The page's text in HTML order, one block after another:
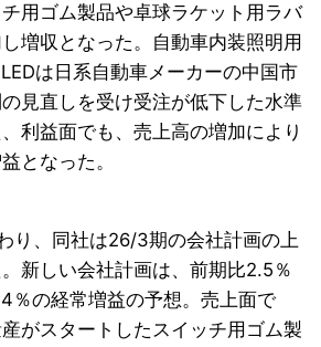
用ゴム製品や卓球ラケット用ラバ
増収となった。自動車内装照明用
は日系自動車メーカーの中国市
見直しを受け受注が低下した水準
利益面でも、売上高の増加により
となった。
り、同社は26/3期の会社計画の上
新しい会社計画は、前期比2.5％
％の経常増益の予想。売上面で
がスタートしたスイッチ用ゴム製